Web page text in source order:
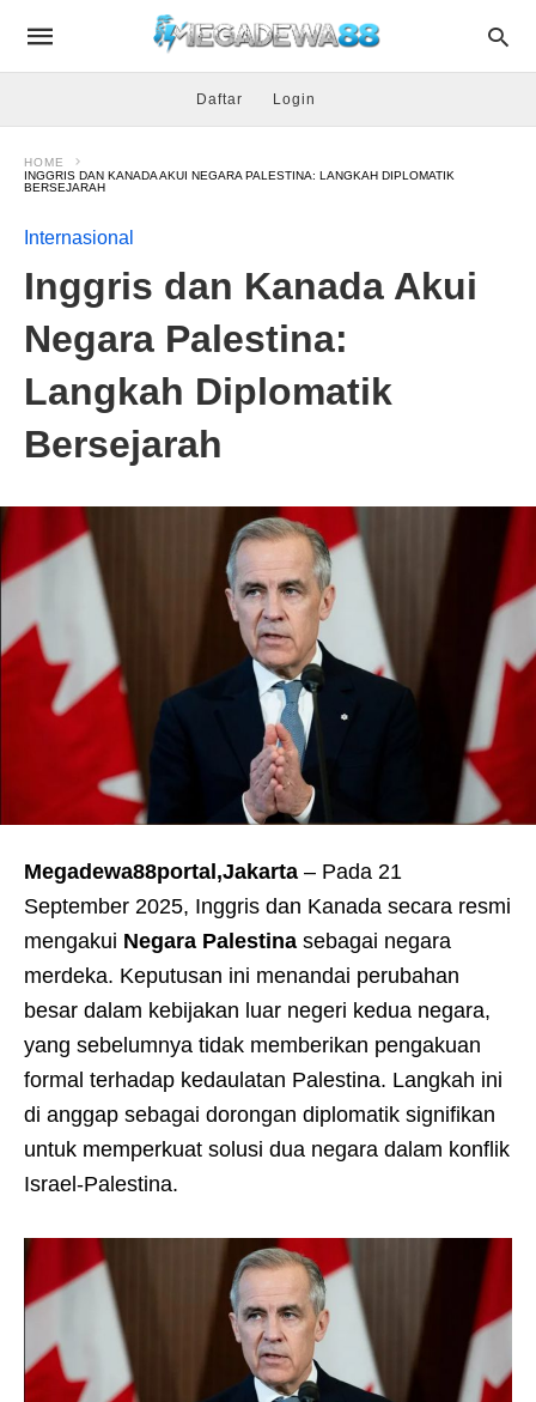
Daftar Login
HOME
INGGRIS DAN KANADA AKUI NEGARA PALESTINA: LANGKAH DIPLOMATIK
BERSEJARAH
Internasional
Inggris dan Kanada Akui
Negara Palestina:
Langkah Diplomatik
Bersejarah
Megadewa88portal,Jakarta – Pada 21
September 2025, Inggris dan Kanada secara resmi
mengakui Negara Palestina sebagai negara
merdeka. Keputusan ini menandai perubahan
besar dalam kebijakan luar negeri kedua negara,
yang sebelumnya tidak memberikan pengakuan
formal terhadap kedaulatan Palestina. Langkah ini
di anggap sebagai dorongan diplomatik signifikan
untuk memperkuat solusi dua negara dalam konflik
Israel-Palestina.